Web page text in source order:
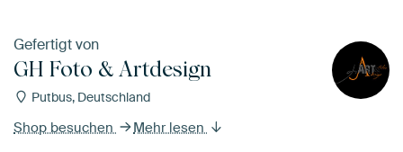
Gefertigt von
GH Foto & Artdesign
Putbus, Deutschland
Shop besuchen Mehr lesen